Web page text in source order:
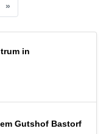
»
in
Gutshof Bastorf